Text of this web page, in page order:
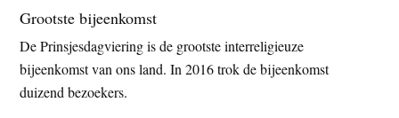
Grootste bijeenkomst
De Prinsjesdagviering is de grootste interreligieuze
bijeenkomst van ons land. In 2016 trok de bijeenkomst
duizend bezoekers.